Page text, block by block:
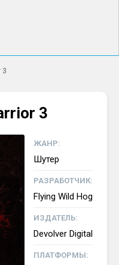
3
3
ЖАНР:
Шутер
РАЗРАБОТЧИК:
Flying Wild Hog
ИЗДАТЕЛЬ:
Devolver Digital
ПЛАТФОРМЫ: